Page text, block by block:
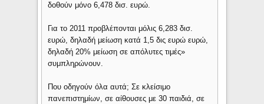
δοθούν μόνο 6,478 δισ. ευρώ.
Για το 2011 προβλέπονται μόλις 6,283 δισ.
ευρώ, δηλαδή μείωση κατά 1,5 δις ευρώ ευρώ,
δηλαδή 20% μείωση σε απόλυτες τιμές»
συμπληρώνουν.
Που οδηγούν όλα αυτά; Σε κλείσιμο
πανεπιστημίων, σε αίθουσες με 30 παιδιά, σε